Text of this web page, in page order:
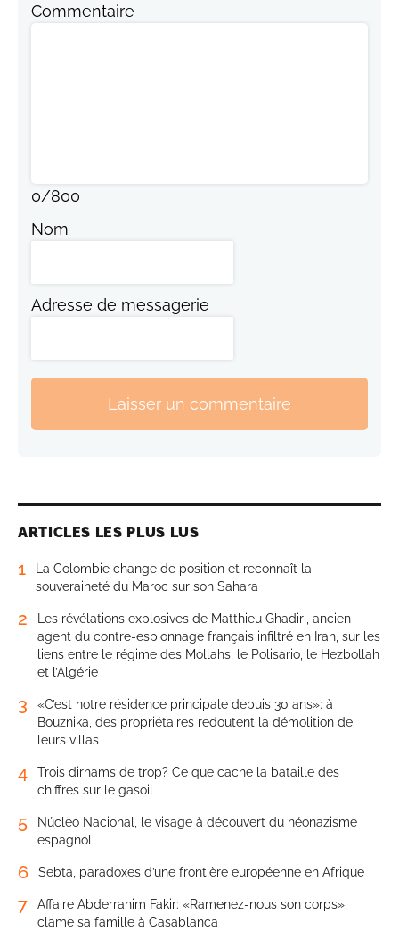
Commentaire
0/800
Nom
Adresse de messagerie
Laisser un commentaire
ARTICLES LES PLUS LUS
1
La Colombie change de position et reconnaît la
souveraineté du Maroc sur son Sahara
2
Les révélations explosives de Matthieu Ghadiri, ancien
agent du contre-espionnage français infiltré en Iran, sur les
liens entre le régime des Mollahs, le Polisario, le Hezbollah
et l’Algérie
3
«C’est notre résidence principale depuis 30 ans»: à
Bouznika, des propriétaires redoutent la démolition de
leurs villas
4
Trois dirhams de trop? Ce que cache la bataille des
chiffres sur le gasoil
5
Núcleo Nacional, le visage à découvert du néonazisme
espagnol
6 Sebta, paradoxes d’une frontière européenne en Afrique
7
Affaire Abderrahim Fakir: «Ramenez-nous son corps»,
clame sa famille à Casablanca